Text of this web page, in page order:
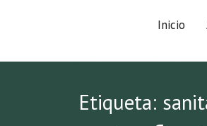
Inicio
Etiqueta: